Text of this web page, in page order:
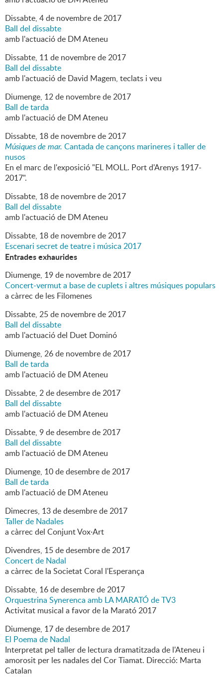
Dissabte, 4de novembrede2017
Ball del dissabte
amb l'actuació de DM Ateneu
Dissabte, 11de novembrede2017
Ball del dissabte
amb l'actuació de David Magem, teclats i veu
Diumenge, 12de novembrede2017
Ball de tarda
amb l'actuació de DM Ateneu
Dissabte, 18de novembrede2017
Músiques de mar. Cantada de cançons marineres i taller de
nusos
En el marc de l'exposició "EL MOLL. Port d'Arenys 1917-
2017".
Dissabte, 18de novembrede2017
Ball del dissabte
amb l'actuació de DM Ateneu
Dissabte, 18de novembrede2017
Escenari secret de teatre i música 2017
Entrades exhaurides
Diumenge, 19de novembrede2017
Concert-vermut a base de cuplets i altres músiques populars
a càrrec de les Filomenes
Dissabte, 25de novembrede2017
Ball del dissabte
amb l'actuació del Duet Dominó
Diumenge, 26de novembrede2017
Ball de tarda
amb l'actuació de DM Ateneu
Dissabte, 2dedesembrede2017
Ball del dissabte
amb l'actuació de DM Ateneu
Dissabte, 9dedesembrede2017
Ball del dissabte
amb l'actuació de DM Ateneu
Diumenge, 10dedesembrede2017
Ball de tarda
amb l'actuació de DM Ateneu
Dimecres, 13dedesembrede2017
Taller de Nadales
a càrrec del Conjunt Vox·Art
Divendres, 15dedesembrede2017
Concert de Nadal
a càrrec de la Societat Coral l'Esperança
Dissabte, 16dedesembrede2017
Orquestrina Synerenca amb LA MARATÓ de TV3
Activitat musical a favor de la Marató 2017
Diumenge, 17dedesembrede2017
El Poema de Nadal
Interpretat pel taller de lectura dramatitzada de l'Ateneu i
amorosit per les nadales del Cor Tiamat. Direcció: Marta
Catalan